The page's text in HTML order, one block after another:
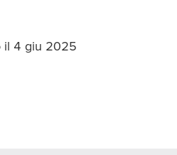
il 4 giu 2025